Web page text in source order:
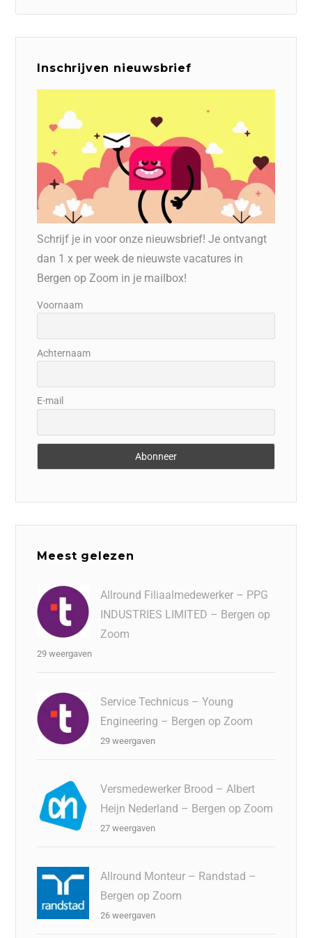
Inschrijven nieuwsbrief
Schrijf je in voor onze nieuwsbrief! Je ontvangt
dan 1 x per week de nieuwste vacatures in
Bergen op Zoom in je mailbox!
Voornaam
Achternaam
E-mail
Meest gelezen
Allround Filiaalmedewerker – PPG
INDUSTRIES LIMITED – Bergen op
Zoom
29 weergaven
Service Technicus – Young
Engineering – Bergen op Zoom
29 weergaven
Versmedewerker Brood – Albert
Heijn Nederland – Bergen op Zoom
27 weergaven
Allround Monteur – Randstad –
Bergen op Zoom
26 weergaven